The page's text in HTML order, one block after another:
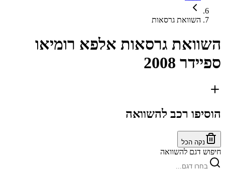
השוואת גרסאות
השוואת גרסאות אלפא רומיאו
ספיידר 2008
הוסיפו רכב להשוואה
נקה הכל
חיפוש דגם להשוואה